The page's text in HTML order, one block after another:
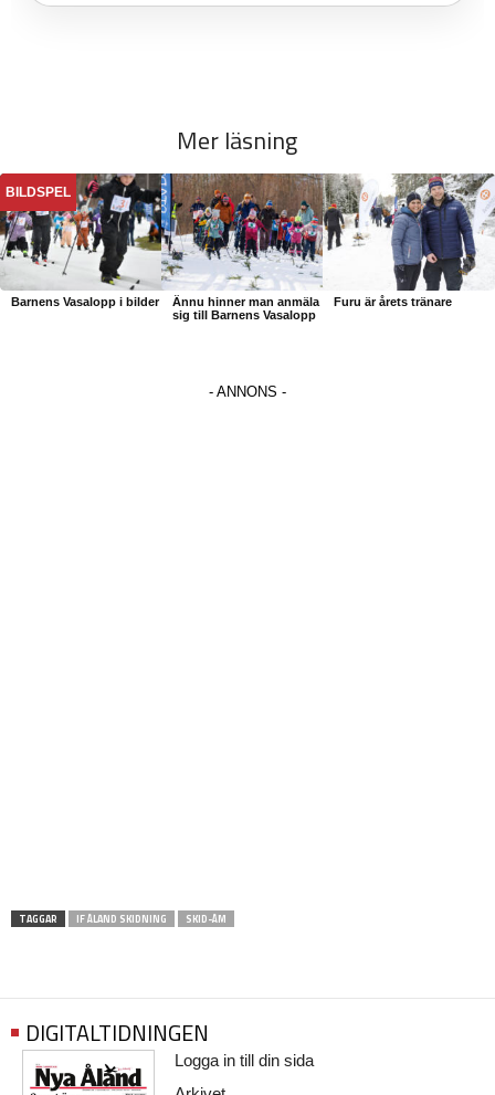
Mer läsning
BILDSPEL
Barnens Vasalopp i bilder
Ännu hinner man anmäla
sig till Barnens Vasalopp
Furu är årets tränare
TAGGAR IF ÅLAND SKIDNING SKID-ÅM
DIGITALTIDNINGEN
Logga in till din sida